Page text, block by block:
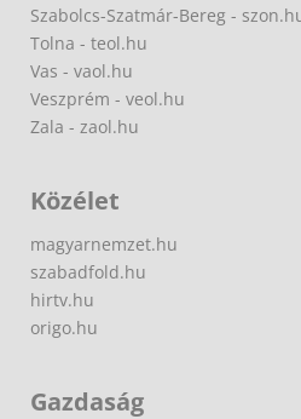
Szabolcs-Szatmár-Bereg -
Tolna - teol.hu
Vas - vaol.hu
Veszprém - veol.hu
Zala - zaol.hu
Közélet
magyarnemzet.hu
szabadfold.hu
hirtv.hu
origo.hu
Gazdaság